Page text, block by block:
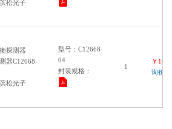
松光子
探测器
器C12668-
松光子
型号：C12668-
04
封装规格：
1
￥
询价